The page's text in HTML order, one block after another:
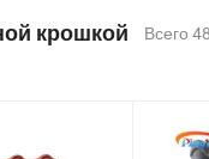
крошкой
Всего